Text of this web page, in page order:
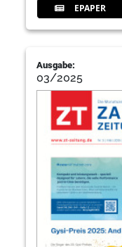
EPAPER
Ausgabe:
03/2025